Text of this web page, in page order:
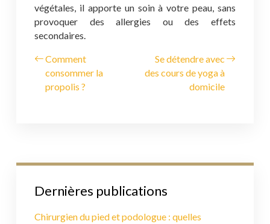
végétales, il apporte un soin à votre peau, sans
provoquer des allergies ou des effets
secondaires.
Comment
consommer la
propolis ?
Se détendre avec
des cours de yoga à
domicile
Dernières publications
Chirurgien du pied et podologue : quelles